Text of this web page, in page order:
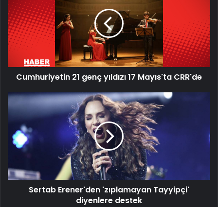
genç
yıldızı
17
Mayıs'ta
CRR'de
Cumhuriyetin 21 genç yıldızı 17 Mayıs'ta CRR'de
Sertab
Erener'den
'zıplamayan
Tayyipçi'
diyenlere
destek
Sertab Erener'den 'zıplamayan Tayyipçi'
diyenlere destek